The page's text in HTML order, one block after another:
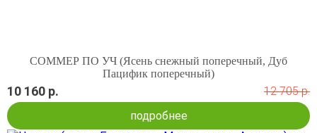
СОММЕР ПО УЧ (Ясень снежный поперечный, Дуб
Пацифик поперечный)
10 160 р.
12 705 р.
подробнее